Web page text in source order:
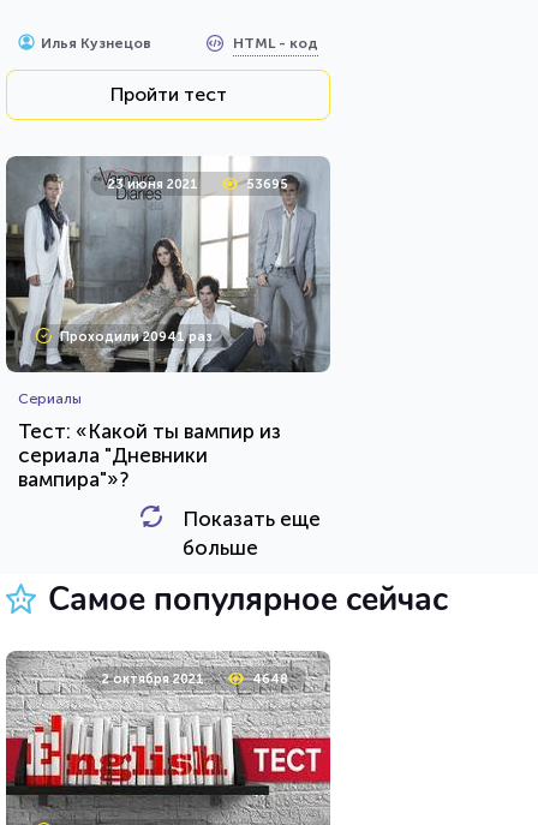
Илья Кузнецов HTML - код
Пройти тест
23 июня 2021 53695
Проходили 20941 раз
Сериалы
Тест: «Какой ты вампир из
сериала "Дневники
вампира"»?
HTML - код
8 мая 2021 10553
Проходили 647 раз
Показать еще
больше
Самое популярное сейчас
2 октября 2021 4648